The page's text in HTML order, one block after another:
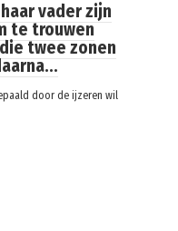
vader zijn
te trouwen
twee zonen
door de ijzeren wil